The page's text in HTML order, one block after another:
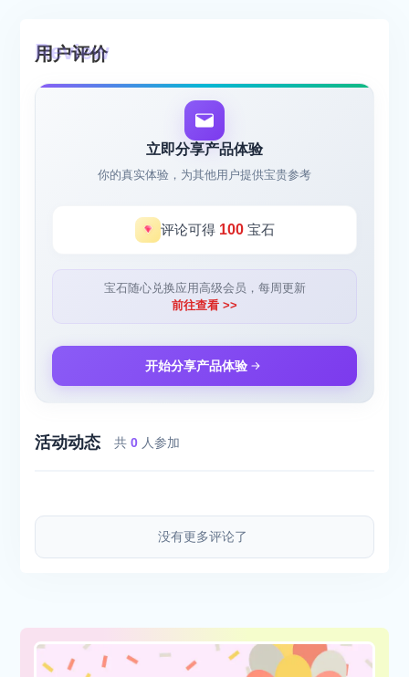
用户评价
立即分享产品体验
你的真实体验，为其他用户提供宝贵参考
评论可得 100宝石
宝石随心兑换应用高级会员，每周更新
前往查看 >>
开始分享产品体验
活动动态 共0 人参加
没有更多评论了